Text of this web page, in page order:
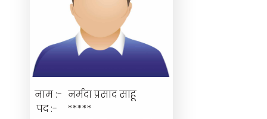
नाम :-
पद :-
नर्मदा प्रसाद साहू
*****